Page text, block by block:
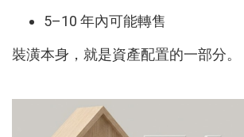
5–10 年內可能轉售
裝潢本身，就是資產配置的一部分。